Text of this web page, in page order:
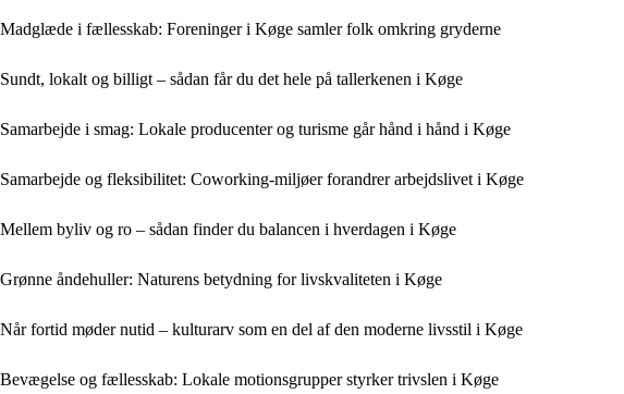
Madglæde i fællesskab: Foreninger i Køge samler folk omkring gryderne
Sundt, lokalt og billigt – sådan får du det hele på tallerkenen i Køge
Samarbejde i smag: Lokale producenter og turisme går hånd i hånd i Køge
Samarbejde og fleksibilitet: Coworking-miljøer forandrer arbejdslivet i Køge
Mellem byliv og ro – sådan finder du balancen i hverdagen i Køge
Grønne åndehuller: Naturens betydning for livskvaliteten i Køge
Når fortid møder nutid – kulturarv som en del af den moderne livsstil i Køge
Bevægelse og fællesskab: Lokale motionsgrupper styrker trivslen i Køge